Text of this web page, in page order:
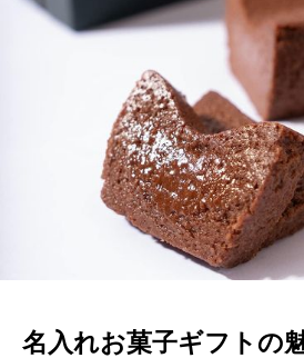
名入れお菓子ギフトの